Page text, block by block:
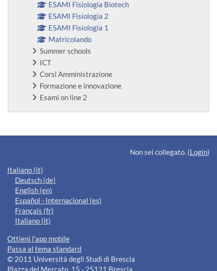
ESAMI Fisiologia Biotech
ESAMI Fisiologia 2
ESAMI Fisiologia 1
Matricolando
Summer schools
ICT
Corsi Amministrazione
Formazione e innovazione
Esami on line 2
Blocchi supplementari
Non sei collegato. (Login)
Italiano ‎(it)‎
Deutsch ‎(de)‎
English ‎(en)‎
Español - Internacional ‎(es)‎
Français ‎(fr)‎
Italiano ‎(it)‎
Ottieni l'app mobile
Passa al tema standard
© 2011 Università degli Studi di Brescia
Piazza del Mercato, 15 - 25121 Brescia